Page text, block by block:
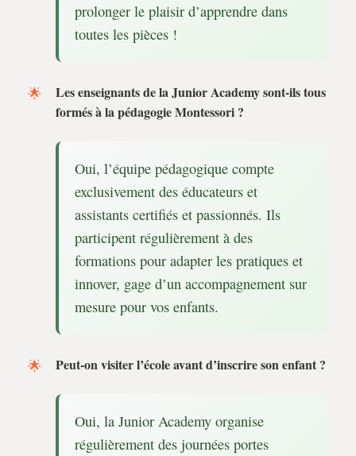
prolonger le plaisir d’apprendre dans
toutes les pièces !
Les enseignants de la Junior Academy sont-ils tous
formés à la pédagogie Montessori ?
Oui, l’équipe pédagogique compte
exclusivement des éducateurs et
assistants certifiés et passionnés. Ils
participent régulièrement à des
formations pour adapter les pratiques et
innover, gage d’un accompagnement sur
mesure pour vos enfants.
Peut-on visiter l’école avant d’inscrire son enfant ?
Oui, la Junior Academy organise
régulièrement des journées portes